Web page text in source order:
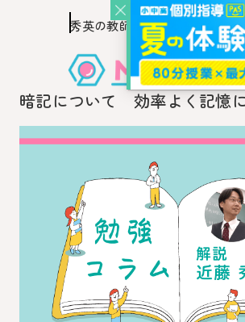
このページの本文へ移動
秀英の教師を知り、
秀英の教師から教わるウェブ
暗記について 効率よく記憶